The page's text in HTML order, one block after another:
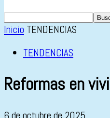
Inicio TENDENCIAS
TENDENCIAS
Reformas en
6 de octubre de 2025